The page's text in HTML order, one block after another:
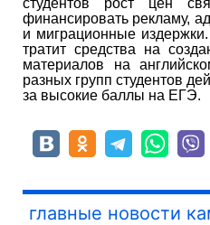
студентов рост цен
финансировать рекламу,
и миграционные
тратит средства на
материалов на
разных групп студентов
за высокие баллы на ЕГЭ.
главные новости